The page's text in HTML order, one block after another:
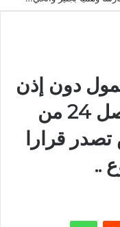
دون إذن
النيابة العامة خرق للفصل 24 من
قرارا
..